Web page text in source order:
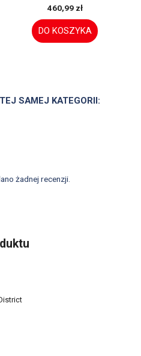
460,99 zł
DO KOSZYKA
SAMEJ KATEGORII:
żadnej recenzji.